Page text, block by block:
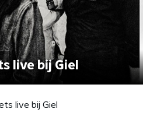
live bij Giel
live bij Giel